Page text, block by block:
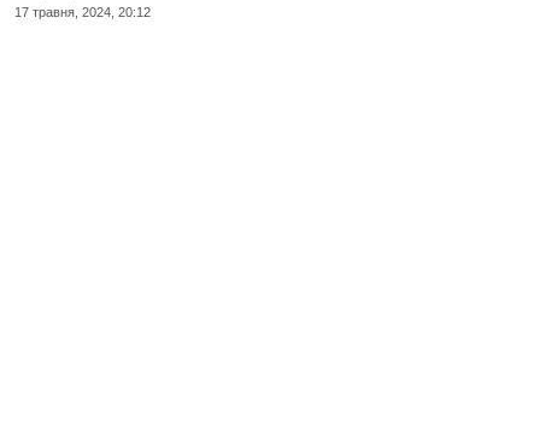
17 травня, 2024, 20:12